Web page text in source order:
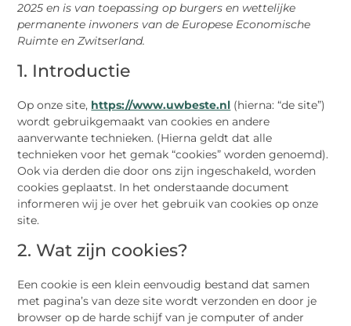
2025 en is van toepassing op burgers en wettelijke
permanente inwoners van de Europese Economische
Ruimte en Zwitserland.
1. Introductie
Op onze site, https://www.uwbeste.nl (hierna: “de site”)
wordt gebruikgemaakt van cookies en andere
aanverwante technieken. (Hierna geldt dat alle
technieken voor het gemak “cookies” worden genoemd).
Ook via derden die door ons zijn ingeschakeld, worden
cookies geplaatst. In het onderstaande document
informeren wij je over het gebruik van cookies op onze
site.
2. Wat zijn cookies?
Een cookie is een klein eenvoudig bestand dat samen
met pagina’s van deze site wordt verzonden en door je
browser op de harde schijf van je computer of ander